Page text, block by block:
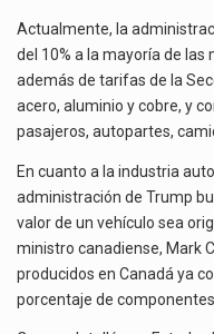
Actualmente, la
del 10% a la mayoría de las
además de tarifas de la
acero, aluminio y cobre, y
pasajeros, autopartes,
En cuanto a la industria
administración de Trump
valor de un vehículo sea
ministro canadiense, Mark
producidos en Canadá ya
porcentaje de